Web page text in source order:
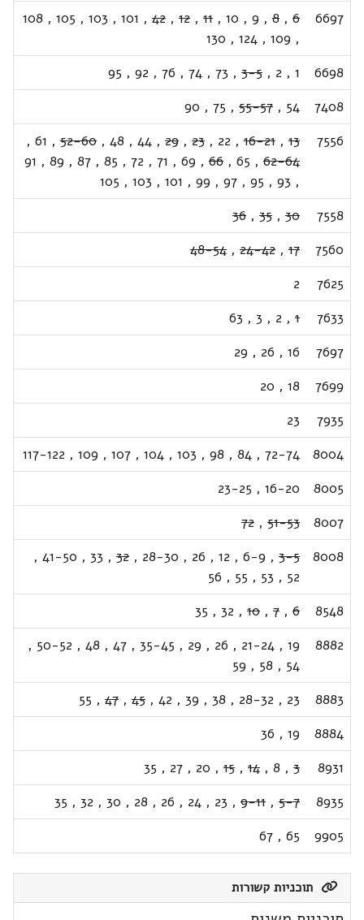
6697
6
,
8
,
9
,
10
,
11
,
12
,
42
,
101
,
103
,
105
,
108
,
109
,
124
,
130
6698
1
,
2
,
3-5
,
73
,
74
,
76
,
92
,
95
7408
54
,
55-57
,
75
,
90
7556
13
,
16-21
,
22
,
23
,
29
,
44
,
48
,
52-60
,
61
,
62-64
,
65
,
66
,
69
,
71
,
72
,
85
,
87
,
89
,
91
,
93
,
95
,
97
,
99
,
101
,
103
,
105
7558
30
,
35
,
36
7560
17
,
24-42
,
48-54
7625
2
7633
1
,
2
,
3
,
63
7697
16
,
26
,
29
7699
18
,
20
7935
23
8004
72-74
,
84
,
98
,
103
,
104
,
107
,
109
,
117-122
8005
16-20
,
23-25
8007
51-53
,
72
8008
3-5
,
6-9
,
12
,
26
,
28-30
,
32
,
33
,
41-50
,
52
,
53
,
55
,
56
8548
6
,
7
,
10
,
32
,
35
8882
19
,
21-24
,
26
,
29
,
35-45
,
47
,
48
,
50-52
,
54
,
58
,
59
8883
23
,
28-32
,
38
,
39
,
42
,
45
,
47
,
55
8884
19
,
36
8931
3
,
8
,
14
,
15
,
20
,
27
,
35
8935
5-7
,
9-11
,
23
,
24
,
26
,
28
,
30
,
32
,
35
9905
65
,
67
תוכניות קשורות